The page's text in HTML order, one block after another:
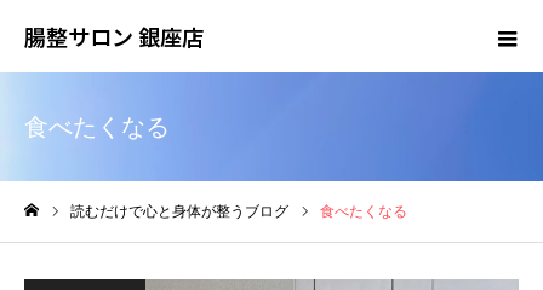
腸整サロン 銀座店
食べたくなる
読むだけで心と身体が整うブログ 食べたくなる